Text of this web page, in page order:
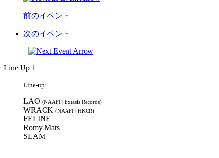
前のイベント
次のイベント
Line Up 1
Line-up:
LAO (NAAFI | Extasis Records)
WRACK (NAAFI | HKCR)
FELINE
Romy Mats
SLAM